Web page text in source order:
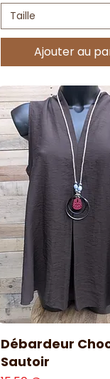
Taille
Ajouter au
Aperçu
Débardeur
Sautoir